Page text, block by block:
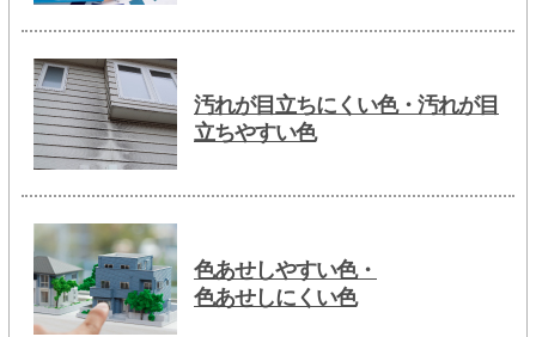
汚れが目立ちにくい色・汚れが目
立ちやすい色
色あせしやすい色・
色あせしにくい色